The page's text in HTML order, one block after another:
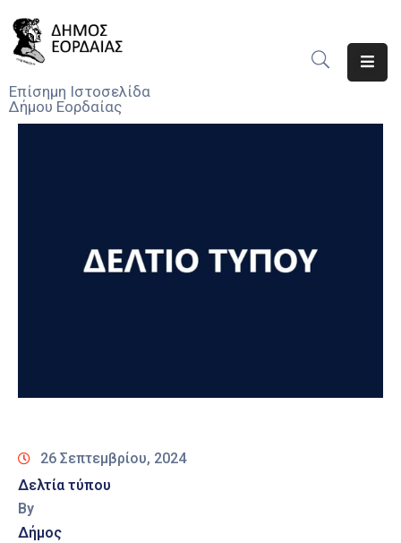
Επίσημη Ιστοσελίδα
Δήμου Εορδαίας
Ο
26 Σεπτεμβρίου, 2024
Δελτία τύπου
By
Δήμος